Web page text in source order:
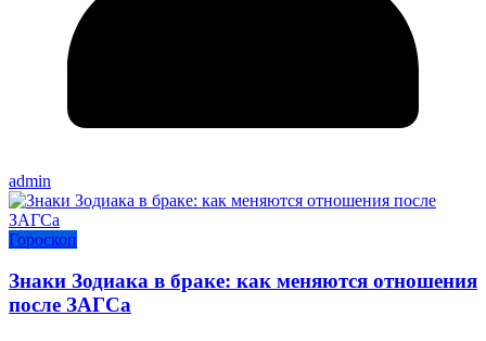
admin
Гороскоп
Знаки Зодиака в браке: как меняются отношения
после ЗАГСа